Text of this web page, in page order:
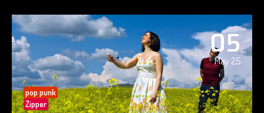
05
May 25
pop punk
Zipper